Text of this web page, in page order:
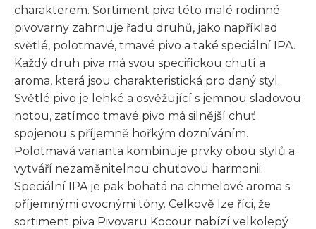
charakterem. Sortiment piva této malé rodinné
pivovarny zahrnuje řadu druhů, jako například
světlé, polotmavé, tmavé pivo a také speciální IPA.
Každý druh piva má svou specifickou chutí a
aroma, která jsou charakteristická pro daný styl.
Světlé pivo je lehké a osvěžující s jemnou sladovou
notou, zatímco tmavé pivo má silnější chuť
spojenou s příjemně hořkým dozníváním.
Polotmavá varianta kombinuje prvky obou stylů a
vytváří nezaměnitelnou chuťovou harmonii.
Speciální IPA je pak bohatá na chmelové aroma s
příjemnými ovocnými tóny. Celkově lze říci, že
sortiment piva Pivovaru Kocour nabízí velkolepý